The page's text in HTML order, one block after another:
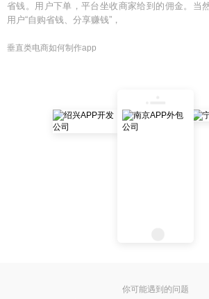
省钱。用户下单，平台坐收商家给到的佣金。当
用户“自购省钱、分享赚钱”，
垂直类电商如何制作app
你可能遇到的问题